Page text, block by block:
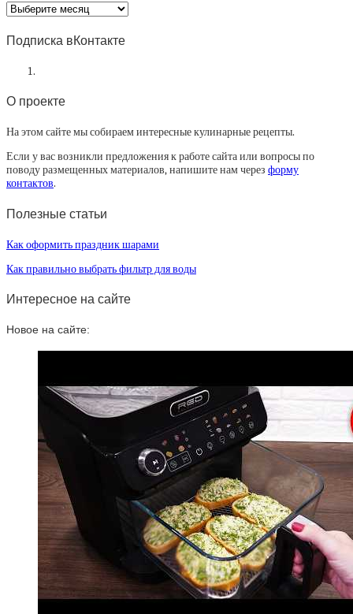
Архив
статей
Подписка вКонтакте
О проекте
На этом сайте мы собираем интересные кулинарные рецепты.
Если у вас возникли предложения к работе сайта или вопросы по
поводу размещенных материалов, напишите нам через форму
контактов.
Полезные статьи
Как оформить праздник шарами
Как правильно выбрать фильтр для воды
Интересное на сайте
Новое на сайте: